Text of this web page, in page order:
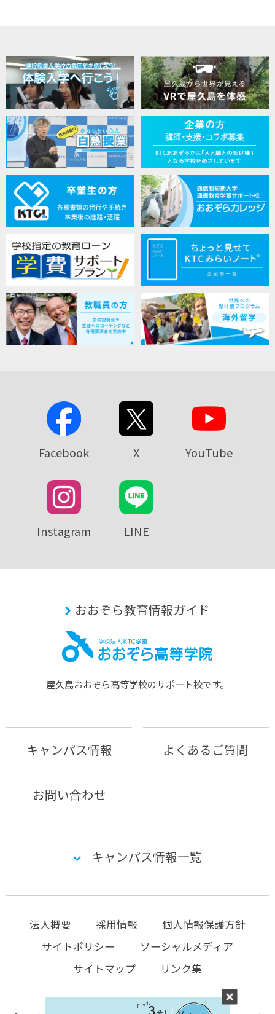
Facebook X YouTube
Instagram LINE
おおぞら教育情報ガイド
屋久島おおぞら⾼等学校のサポート校です。
キャンパス情報 よくあるご質問
お問い合わせ
キャンパス情報一覧
法人概要 採用情報
個人情報保護方針
サイトポリシー
ソーシャルメディア
サイトマップ
リンク集